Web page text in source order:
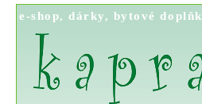
e-shop,dárky, bytové